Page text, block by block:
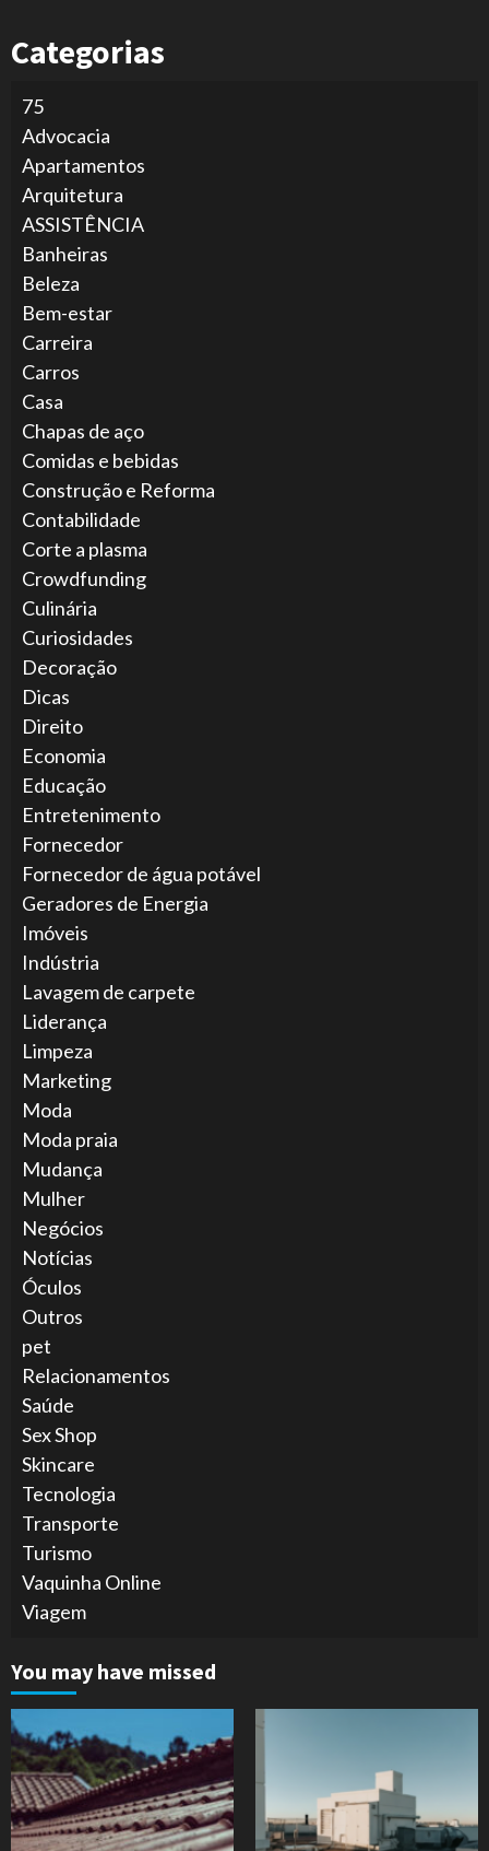
Categorias
75
Advocacia
Apartamentos
Arquitetura
ASSISTÊNCIA
Banheiras
Beleza
Bem-estar
Carreira
Carros
Casa
Chapas de aço
Comidas e bebidas
Construção e Reforma
Contabilidade
Corte a plasma
Crowdfunding
Culinária
Curiosidades
Decoração
Dicas
Direito
Economia
Educação
Entretenimento
Fornecedor
Fornecedor de água potável
Geradores de Energia
Imóveis
Indústria
Lavagem de carpete
Liderança
Limpeza
Marketing
Moda
Moda praia
Mudança
Mulher
Negócios
Notícias
Óculos
Outros
pet
Relacionamentos
Saúde
Sex Shop
Skincare
Tecnologia
Transporte
Turismo
Vaquinha Online
Viagem
You may have missed